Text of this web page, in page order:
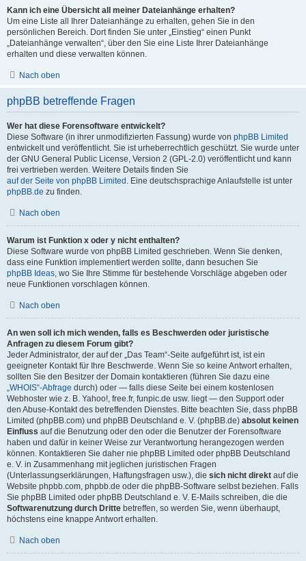
Kann ich eine Übersicht all meiner Dateianhänge erhalten?
Um eine Liste all Ihrer Dateianhänge zu erhalten, gehen Sie in den
persönlichen Bereich. Dort finden Sie unter „Einstieg“ einen Punkt
„Dateianhänge verwalten“, über den Sie eine Liste Ihrer Dateianhänge
erhalten und diese verwalten können.
Nach oben
phpBB betreffende Fragen
Wer hat diese Forensoftware entwickelt?
Diese Software (in ihrer unmodifizierten Fassung) wurde von phpBB Limited
entwickelt und veröffentlicht. Sie ist urheberrechtlich geschützt. Sie wurde unter
der GNU General Public License, Version 2 (GPL-2.0) veröffentlicht und kann
frei vertrieben werden. Weitere Details finden Sie
auf der Seite von phpBB Limited . Eine deutschsprachige Anlaufstelle ist unter
phpBB.de zu finden.
Nach oben
Warum ist Funktion x oder y nicht enthalten?
Diese Software wurde von phpBB Limited geschrieben. Wenn Sie denken,
dass eine Funktion implementiert werden sollte, dann besuchen Sie
phpBB Ideas, wo Sie Ihre Stimme für bestehende Vorschläge abgeben oder
neue Funktionen vorschlagen können.
Nach oben
An wen soll ich mich wenden, falls es Beschwerden oder juristische
Anfragen zu diesem Forum gibt?
Jeder Administrator, der auf der „Das Team“-Seite aufgeführt ist, ist ein
geeigneter Kontakt für Ihre Beschwerde. Wenn Sie so keine Antwort erhalten,
sollten Sie den Besitzer der Domain kontaktieren (führen Sie dazu eine
„WHOIS“-Abfrage durch) oder — falls diese Seite bei einem kostenlosen
Webhoster wie z. B. Yahoo!, free.fr, funpic.de usw. liegt — den Support oder
den Abuse-Kontakt des betreffenden Dienstes. Bitte beachten Sie, dass phpBB
Limited (phpBB.com) und phpBB Deutschland e. V. (phpBB.de) absolut keinen
Einfluss auf die Benutzung oder den oder die Benutzer der Forensoftware
haben und dafür in keiner Weise zur Verantwortung herangezogen werden
können. Kontaktieren Sie daher nie phpBB Limited oder phpBB Deutschland
e. V. in Zusammenhang mit jeglichen juristischen Fragen
(Unterlassungserklärungen, Haftungsfragen usw.), die sich nicht direkt auf die
Website phpbb.com, phpbb.de oder die phpBB-Software selbst beziehen. Falls
Sie phpBB Limited oder phpBB Deutschland e. V. E-Mails schreiben, die die
Softwarenutzung durch Dritte betreffen, so werden Sie, wenn überhaupt,
höchstens eine knappe Antwort erhalten.
Nach oben